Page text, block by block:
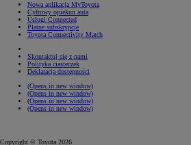
Nowa aplikacja MyToyota
Cyfrowy opiekun auta
Usługi Connected
Płatne subskrypcje
Toyota Connectivity Match
Skontaktuj się z nami
Polityka ciasteczek
Deklaracja dostępności
(Opens in new window)
(Opens in new window)
(Opens in new window)
(Opens in new window)
Copyright © Toyota 2026